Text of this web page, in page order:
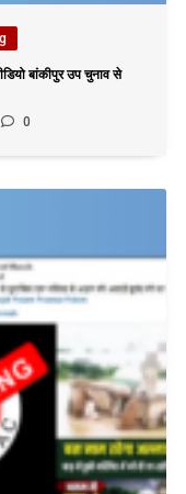
बांकीपुर उप चुनाव से
0